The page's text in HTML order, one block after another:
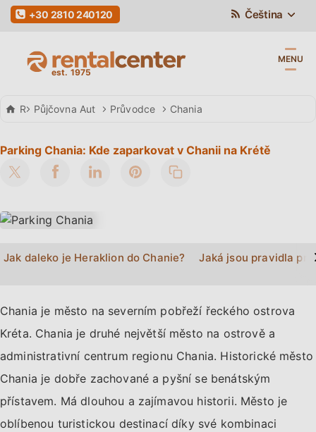
Čeština
+30 2810 240120
MENU
Rental Center Crete
Půjčovna Aut Průvodce Chania
Parking Chania: Kde zaparkovat v Chanii na Krétě
Jak daleko je Heraklion do Chanie? Jaká jsou pravidla
Chania je město na severním pobřeží řeckého ostrova
Kréta. Chania je druhé největší město na ostrově a
administrativní centrum regionu Chania. Historické město
Chania je dobře zachované a pyšní se benátským
přístavem. Má dlouhou a zajímavou historii. Město je
oblíbenou turistickou destinací díky své kombinaci